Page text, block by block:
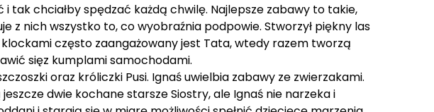
tak chciałby spędzać każdą chwilę. Najlepsze zabawy to takie,
z nich wszystko to, co wyobraźnia podpowie. Stworzył piękny las
często zaangażowany jest Tata, wtedy razem tworzą
sięz kumplami samochodami.
oraz króliczki Pusi. Ignaś uwielbia zabawy ze zwierzakami.
dwie kochane starsze Siostry, ale Ignaś nie narzeka i